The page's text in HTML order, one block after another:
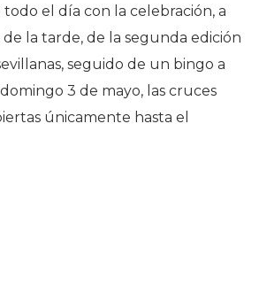
el día con la celebración, a
la tarde, de la segunda edición
seguido de un bingo a
domingo 3 de mayo, las cruces
únicamente hasta el